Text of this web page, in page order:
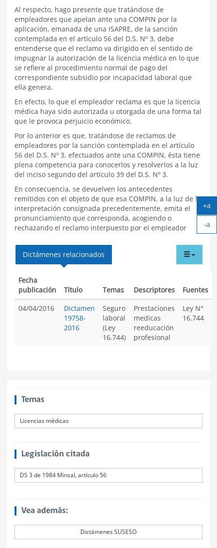
Al respecto, hago presente que tratándose de
empleadores que apelan ante una COMPIN por la
aplicación, emanada de una ISAPRE, de la sanción
contemplada en el artículo 56 del D.S. Nº 3, debe
entenderse que el reclamo va dirigido en el sentido de
impugnar la autorización de la licencia médica en lo que
se refiere al procedimiento normal de pago del
correspondiente subsidio por incapacidad laboral que
ella genera.
En efecto, lo que el empleador reclama es que la licencia
médica haya sido autorizada u otorgada de una forma tal
que le provoca perjuicio económico.
Por lo anterior es que, tratándose de reclamos de
empleadores por la sanción contemplada en el artículo
56 del D.S. Nº 3, efectuados ante una COMPIN, ésta tiene
plena competencia para conocerlos y resolverlos a la luz
del inciso segundo del artículo 39 del D.S. Nº 3.
En consecuencia, se devuelven los antecedentes
remitidos con el objeto de que esa COMPIN, a la luz de la
interpretación consignada precedentemente, emita el
pronunciamiento que corresponda, acogiendo o
rechazando el reclamo interpuesto por el empleador
menu
Dictámenes relacionados
Fecha
publicación
Título Temas Descriptores
Fuentes
04/04/2016
Dictamen
19758-
2016
Seguro
laboral
(Ley
16.744)
Prestaciones
medicas
reeducación
profesional
Ley N°
16.744
Temas
Licencias médicas
Legislación citada
DS 3 de 1984 Minsal, artículo 56
Vea además:
Dictámenes SUSESO
+a
-a